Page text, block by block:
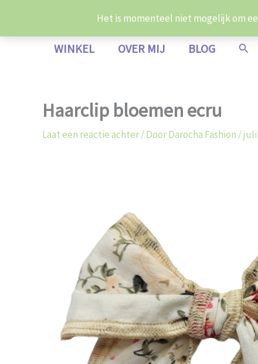
Het is momenteel niet mogelijk om
de
WINKEL OVER MIJ BLOG
Haarclip bloemen ecru
Laat een reactie achter/ DoorDarocha Fashion /juli